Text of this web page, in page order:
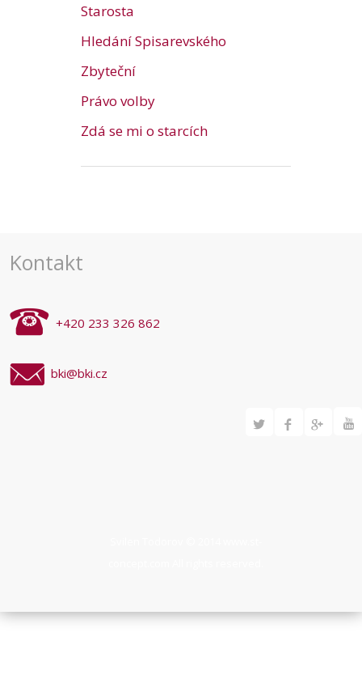
Starosta
Hledání Spisarevského
Zbyteční
Právo volby
Zdá se mi o starcích
Kontakt
+420 233 326 862
bki@bki.cz